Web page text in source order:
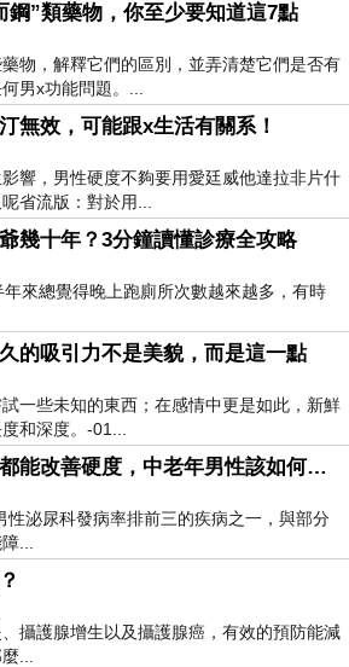
鋼”類藥物，你至少要知道這7點
物，解釋它們的區別，並弄清楚它們是否有
男x功能問題。...
無效，可能跟x生活有關系！
響，男性硬度不夠要用愛廷威他達拉非片什
省流版：對於用...
幾十年？3分鐘讀懂診療全攻略
來總覺得晚上跑廁所次數越來越多，有時
的吸引力不是美貌，而是這一點
一些未知的東西；在感情中更是如此，新鮮
和深度。-01...
西地那非和他達拉非都能改善硬度，中老年男性該如何選擇呢？
性泌尿科發病率排前三的疾病之一，與部分
...
攝護腺增生以及攝護腺癌，有效的預防能減
...